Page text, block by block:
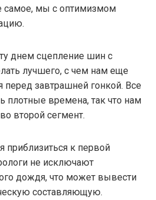
самое, мы с оптимизмом
днем сцепление шин с
лучшего, с чем нам еще
перед завтрашней гонкой. Все
плотные времена, так что нам
второй сегмент.
приблизиться к первой
не исключают
дождя, что может вывести
составляющую.